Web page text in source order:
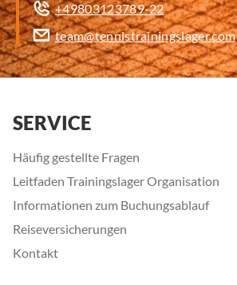
+49803123789-22
team@tennistrainingslager.com
SERVICE
Häufig gestellte Fragen
Leitfaden Trainingslager Organisation
Informationen zum Buchungsablauf
Reiseversicherungen
Kontakt